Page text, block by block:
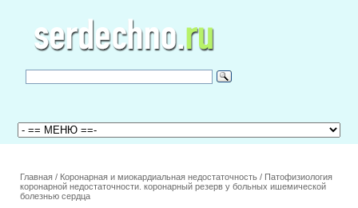
Главная / Коронарная и миокардиальная недостаточность / Патофизиология
коронарной недостаточности. коронарный резерв у больных ишемической
болезнью сердца